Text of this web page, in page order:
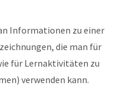
Informationen zu einer
die man für
für Lernaktivitäten zu
verwenden kann.